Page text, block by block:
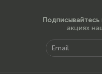
Подписывайтесь
акциях